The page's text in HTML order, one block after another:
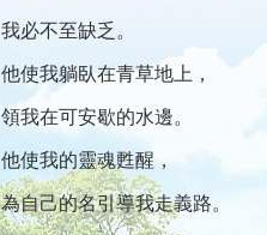
我必不至缺乏。
他使我躺臥在青草地上，
領我在可安歇的水邊。
他使我的靈魂甦醒，
為自己的名引導我走義路。